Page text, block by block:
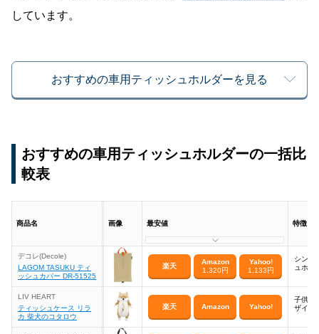
しています。
おすすめの車用ティッシュホルダーを見る
おすすめの車用ティッシュホルダーの一括比
較表
商品名 画像 最安値 特徴
デコレ(Decole)
LAGOM TASUKU ティ
ッシュカバー DR-51525
楽天
Amazon
1,320円
Yahoo!
1,133円
シンプ
ュホル
LIV HEART
ティッシュケース リラ
カ 柴犬のコタロウ
楽天 Amazon Yahoo!
子供も
ザイン